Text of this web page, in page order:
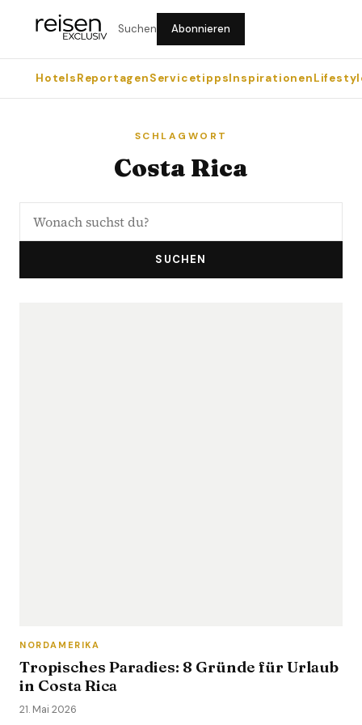
Suchen Abonnieren
HotelsReportagenServicetippsInspirationen
SCHLAGWORT
Costa Rica
SUCHEN
NORDAMERIKA
Tropisches Paradies: 8 Gründe für Urlaub
in Costa Rica
21. Mai 2026